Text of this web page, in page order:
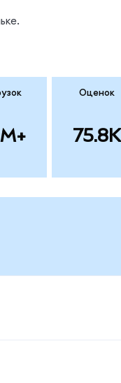
Оценок
75.8K